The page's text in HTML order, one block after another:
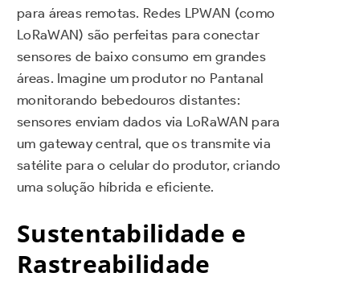
para áreas remotas. Redes LPWAN (como
LoRaWAN) são perfeitas para conectar
sensores de baixo consumo em grandes
áreas. Imagine um produtor no Pantanal
monitorando bebedouros distantes:
sensores enviam dados via LoRaWAN para
um gateway central, que os transmite via
satélite para o celular do produtor, criando
uma solução híbrida e eficiente.
Sustentabilidade e
Rastreabilidade